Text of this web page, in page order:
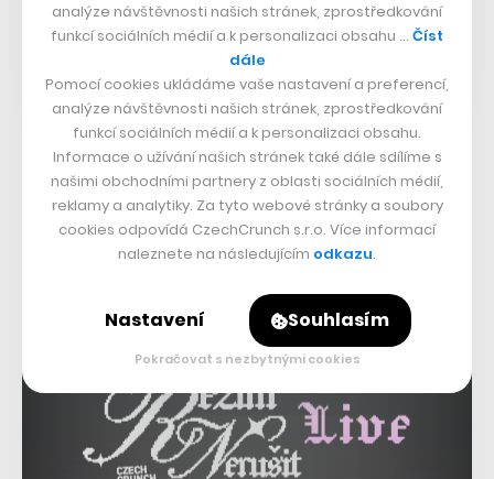
analýze návštěvnosti našich stránek, zprostředkování
funkcí sociálních médií a k personalizaci obsahu … Číst
dále
Pomocí cookies ukládáme vaše nastavení a preferencí,
analýze návštěvnosti našich stránek, zprostředkování
funkcí sociálních médií a k personalizaci obsahu.
Informace o užívání našich stránek také dále sdílíme s
našimi obchodními partnery z oblasti sociálních médií,
reklamy a analytiky. Za tyto webové stránky a soubory
cookies odpovídá CzechCrunch s.r.o. Více informací
naleznete na následujícím odkazu.
Nastavení Souhlasím
Pokračovat s nezbytnými cookies